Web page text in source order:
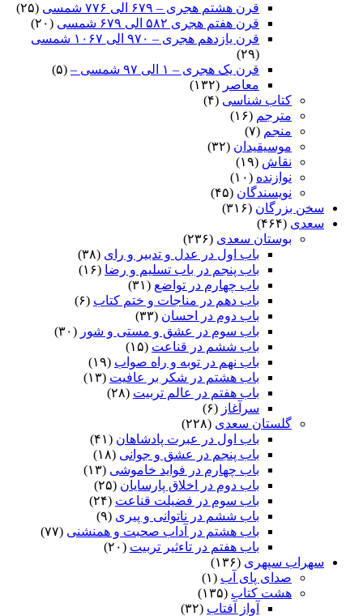
قرن هشتم هجری – ۶۷۹ الی ۷۷۶ شمسی
(۲۵)
قرن هفتم هجری ۵۸۲ الی ۶۷۹ شمسی
(۲۰)
قرن یازدهم هجری – ۹۷۰ الی ۱۰۶۷ شمسی
(۲۹)
قرن یک هجری – ۱ الی ۹۷ شمسی –
(۵)
معاصر (۱۳۲)
کتاب شناسی (۴)
مترجم (۱۶)
منجم (۷)
موسیقیدان (۳۲)
نقاش (۱۹)
نوازنده (۱۰)
نویسندگان (۴۵)
سخن بزرگان (۳۱۶)
سعدی (۴۶۴)
بوستان سعدی (۲۳۶)
باب اول در عدل و تدبیر و رای (۳۸)
باب پنجم در باب تسلیم و رضا (۱۶)
باب چهارم در تواضع (۳۱)
باب دهم در مناجات و ختم کتاب (۶)
باب دوم در احسان (۳۳)
باب سوم در عشق و مستی و شور (۳۰)
باب ششم در قناعت (۱۵)
باب نهم در توبه و راه صواب (۱۹)
باب هشتم در شکر بر عافیت (۱۳)
باب هفتم در عالم تربیت (۲۸)
سرآغاز (۶)
گلستان سعدی (۲۲۸)
باب اول در عبرت پادشاهان (۴۱)
باب پنجم در عشق و جوانى (۱۸)
باب چهارم در فواید خاموشى (۱۳)
باب دوم در اخلاق پارسایان (۲۵)
باب سوم در فضیلت قناعت (۲۴)
باب ششم در ناتوانى و پیرى (۹)
باب هشتم در آداب صحبت و همنشنى (۷۷)
باب هفتم در تاءثیر تربیت (۲۰)
سهراب سپهری (۱۳۶)
صدای پای آب (۱)
هشت کتاب (۱۳۵)
آواز آفتاب (۳۲)